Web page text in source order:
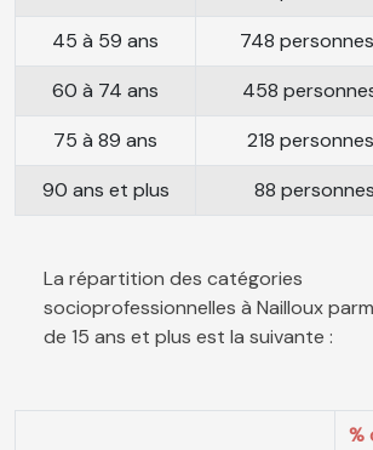
45 à 59 ans
748
60 à 74 ans
458
75 à 89 ans
218
90 ans et plus
88
La répartition des catégories
socioprofessionnelles à Nailloux
de 15 ans et plus est la suivante :
%